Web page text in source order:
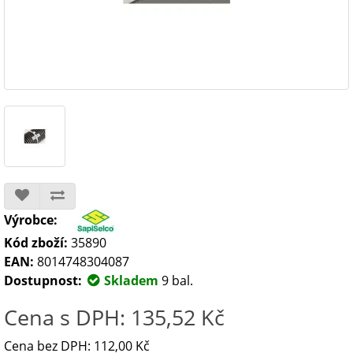
Výrobce:
Kód zboží: 35890
EAN: 8014748304087
Dostupnost:
Skladem 9 bal.
Cena s DPH: 135,52 Kč
Cena bez DPH: 112,00 Kč